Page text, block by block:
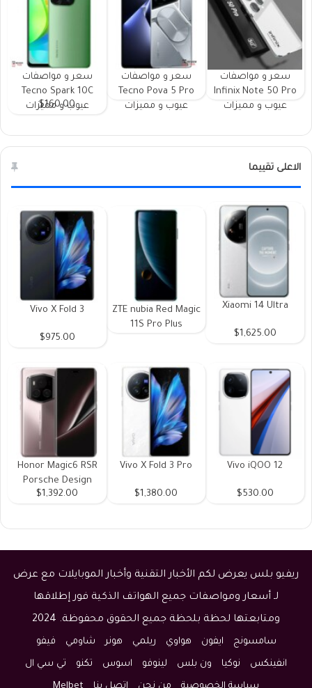
سعر و مواصفات
Infinix Note 50 Pro
عيوب و مميزات
سعر و مواصفات
Tecno Pova 5 Pro
عيوب و مميزات
سعر و مواصفات
Tecno Spark 10C
عيوب و مميزات
$160.00
الاعلى تقييما
Xiaomi 14 Ultra
$1,625.00
ZTE nubia Red Magic
11S Pro Plus
Vivo X Fold 3
$975.00
Vivo iQOO 12
$530.00
Vivo X Fold 3 Pro
$1,380.00
Honor Magic6 RSR
Porsche Design
$1,392.00
ريفيو بلس يعرض لكم الأخبار التقنية وأخبار الموبايلات مع عرض
لـ أسعار ومواصفات جميع الهواتف الذكية فور إطلاقها
ومتابعتها لحظة بلحظة جميع الحقوق محفوظة. 2024
سامسونج ايفون هواوي ريلمي هونر شاومي فيفو
انفينكس نوكيا ون بلس لينوفو اسوس تكنو تي سي ال